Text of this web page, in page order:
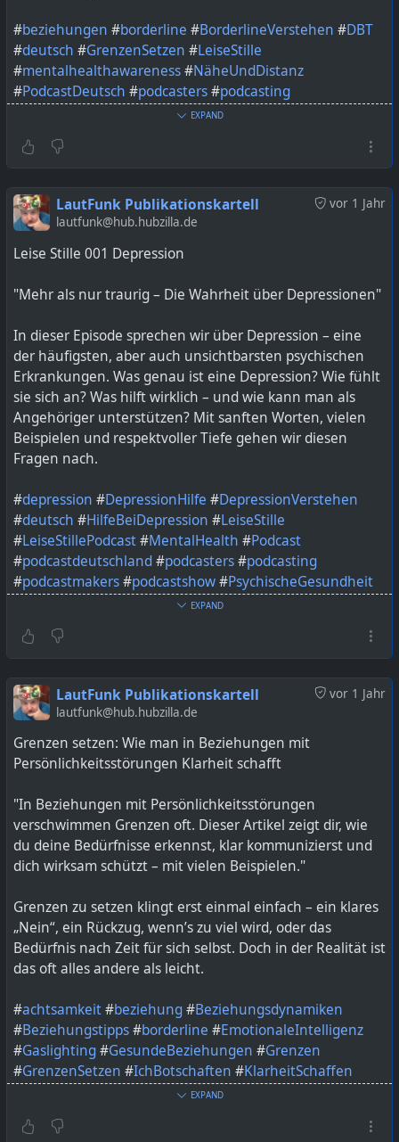
#beziehungen #borderline #BorderlineVerstehen #DBT
#deutsch #GrenzenSetzen #LeiseStille
#mentalhealthawareness#NäheUndDistanz
#PodcastDeutsch #podcasters#podcasting
PsychischeGesundheit
Bild KI generiert mit ChatGPT
https://lautfunk.uber.space/podcast/leise-stille-002-
borderline-verstehen-1-zwischen-naehe-und-
abgrenzung/
EXPAND
vor 1 Jahr
LautFunk Publikationskartell
lautfunk@hub.hubzilla.de
Leise Stille 001 Depression
"Mehr als nur traurig – Die Wahrheit über Depressionen"
In dieser Episode sprechen wir über Depression – eine
der häufigsten, aber auch unsichtbarsten psychischen
Erkrankungen. Was genau ist eine Depression? Wie fühlt
sie sich an? Was hilft wirklich – und wie kann man als
Angehöriger unterstützen? Mit sanften Worten, vielen
Beispielen und respektvoller Tiefe gehen wir diesen
Fragen nach.
#depression #DepressionHilfe #DepressionVerstehen
#deutsch #HilfeBeiDepression #LeiseStille
#LeiseStillePodcast#MentalHealth #Podcast
#podcastdeutschland#podcasters#podcasting
#podcastmakers#podcastshow#PsychischeGesundheit
StillUndStark
Bild KI generiert mit ChatGPT
https://lautfunk.uber.space/podcast/leise-stille-001-
depression/
EXPAND
vor 1 Jahr
LautFunk Publikationskartell
lautfunk@hub.hubzilla.de
Grenzen setzen: Wie man in Beziehungen mit
Persönlichkeitsstörungen Klarheit schafft
"In Beziehungen mit Persönlichkeitsstörungen
verschwimmen Grenzen oft. Dieser Artikel zeigt dir, wie
du deine Bedürfnisse erkennst, klar kommunizierst und
dich wirksam schützt – mit vielen Beispielen."
Grenzen zu setzen klingt erst einmal einfach – ein klares
„Nein“, ein Rückzug, wenn’s zu viel wird, oder das
Bedürfnis nach Zeit für sich selbst. Doch in der Realität ist
das oft alles andere als leicht.
#achtsamkeit#beziehung#Beziehungsdynamiken
#Beziehungstipps#borderline #EmotionaleIntelligenz
#Gaslighting#GesundeBeziehungen #Grenzen
#GrenzenSetzen #IchBotschaften #KlarheitSchaffen
mentaleGesundheit
PsychischeGesundheit Selbstfürsorge
EXPAND